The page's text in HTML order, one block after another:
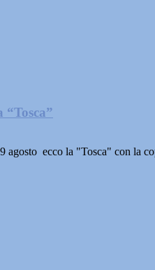
“Tosca”
agosto ecco la "Tosca" con la